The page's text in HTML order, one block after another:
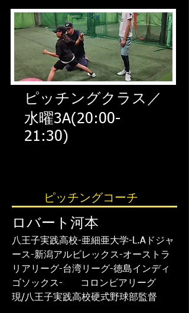
​ピッチングクラス／
水曜3A(20:00-
21:30)
ピッチングコーチ
ロバート河本
八王子実践高校-亜細亜大学-L.Aドジャ
ース-新潟アルビレックス-オーストラ
リアリーグ-台湾リーグ-徳島インディ
ゴソックス- コロンビアリーグ
​現/八王子実践高校硬式野球部監督